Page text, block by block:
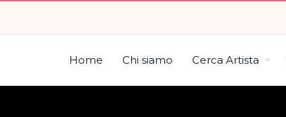
Home Chi siamo Cerca Artista